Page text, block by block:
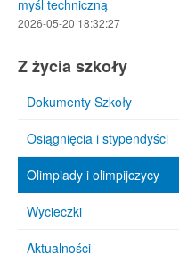
myśl techniczną
2026-05-20 18:32:27
Z życia szkoły
Dokumenty Szkoły
Osiągnięcia i stypendyści
Olimpiady i olimpijczycy
Wycieczki
Aktualności